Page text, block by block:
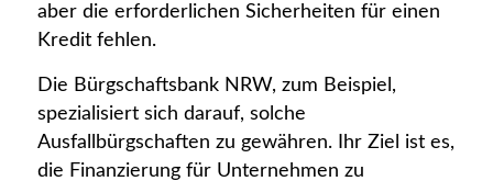
aber die erforderlichen Sicherheiten für einen
Kredit fehlen.
Die Bürgschaftsbank NRW, zum Beispiel,
spezialisiert sich darauf, solche
Ausfallbürgschaften zu gewähren. Ihr Ziel ist es,
die Finanzierung für Unternehmen zu